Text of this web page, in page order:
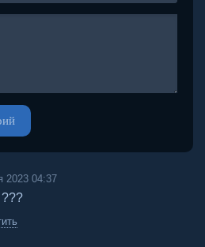
2023 04:37